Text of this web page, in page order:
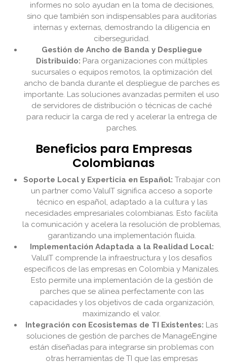
informes no solo ayudan en la toma de decisiones,
sino que también son indispensables para auditorías
internas y externas, demostrando la diligencia en
ciberseguridad.
Gestión de Ancho de Banda y Despliegue
Distribuido: Para organizaciones con múltiples
sucursales o equipos remotos, la optimización del
ancho de banda durante el despliegue de parches es
importante. Las soluciones avanzadas permiten el uso
de servidores de distribución o técnicas de caché
para reducir la carga de red y acelerar la entrega de
parches.
Beneficios para Empresas
Colombianas
Soporte Local y Experticia en Español: Trabajar con
un partner como ValuIT significa acceso a soporte
técnico en español, adaptado a la cultura y las
necesidades empresariales colombianas. Esto facilita
la comunicación y acelera la resolución de problemas,
garantizando una implementación fluida.
Implementación Adaptada a la Realidad Local:
ValuIT comprende la infraestructura y los desafíos
específicos de las empresas en Colombia y Manizales.
Esto permite una implementación de la gestión de
parches que se alinea perfectamente con las
capacidades y los objetivos de cada organización,
maximizando el valor.
Integración con Ecosistemas de TI Existentes: Las
soluciones de gestión de parches de ManageEngine
están diseñadas para integrarse sin problemas con
otras herramientas de TI que las empresas